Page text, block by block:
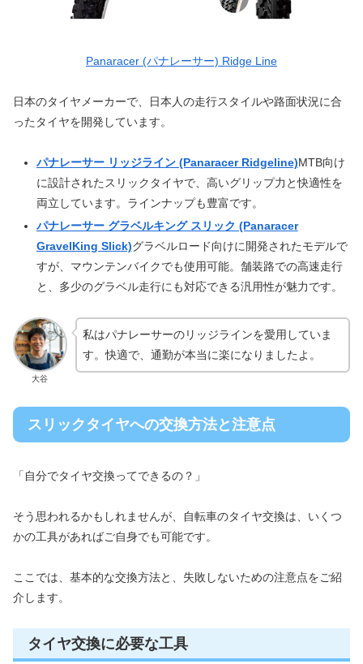
Panaracer (パナレーサー) Ridge Line
日本のタイヤメーカーで、日本人の走行スタイルや路面状況に合
ったタイヤを開発しています。
パナレーサー リッジライン (Panaracer Ridgeline)MTB向け
に設計されたスリックタイヤで、高いグリップ力と快適性を
両立しています。ラインナップも豊富です。
パナレーサー グラベルキング スリック (Panaracer
GravelKing Slick)グラベルロード向けに開発されたモデルで
すが、マウンテンバイクでも使用可能。舗装路での高速走行
と、多少のグラベル走行にも対応できる汎用性が魅力です。
大谷
私はパナレーサーのリッジラインを愛用していま
す。快適で、通勤が本当に楽になりましたよ。
スリックタイヤへの交換方法と注意点
「自分でタイヤ交換ってできるの？」
そう思われるかもしれませんが、自転車のタイヤ交換は、いくつ
かの工具があればご自身でも可能です。
ここでは、基本的な交換方法と、失敗しないための注意点をご紹
介します。
タイヤ交換に必要な工具